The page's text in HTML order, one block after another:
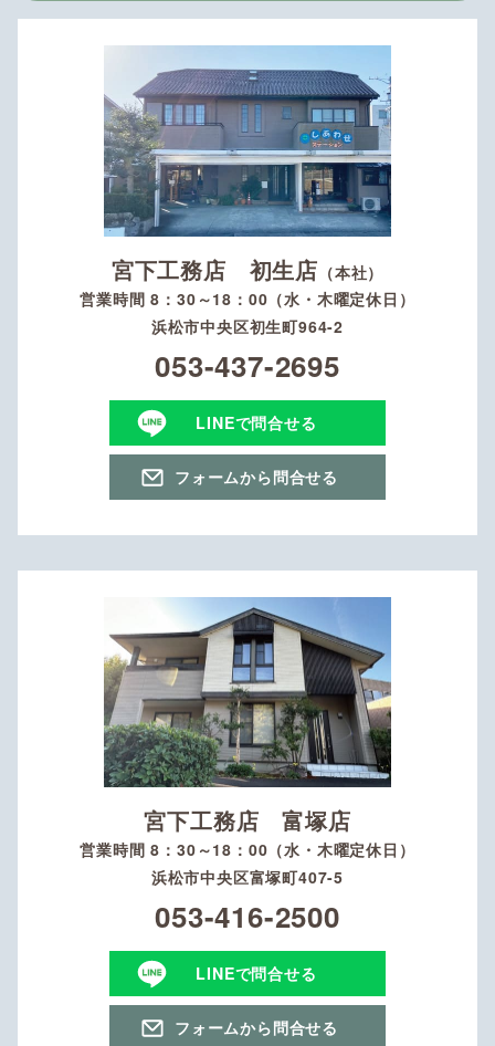
宮下工務店 初生店 （本社）
営業時間 8：30～18：00（水・木曜定休日）
浜松市中央区初生町964-2
053-437-2695
LINEで問合せる
フォームから問合せる
宮下工務店 富塚店
営業時間 8：30～18：00（水・木曜定休日）
浜松市中央区富塚町407-5
053-416-2500
LINEで問合せる
フォームから問合せる